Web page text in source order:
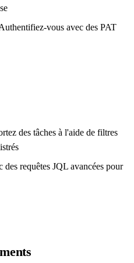
vous avec des PAT
des tâches à l'aide de filtres
requêtes JQL avancées pour